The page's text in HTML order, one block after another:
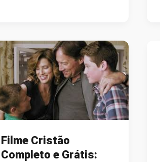
GRATUITAMENTE
AQUI!
Filme Cristão
Completo e Grátis: